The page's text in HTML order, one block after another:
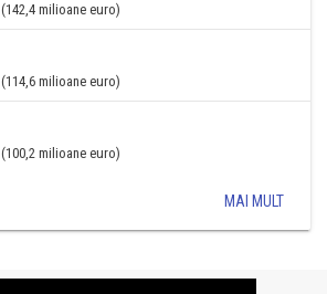
(142,4 milioane euro)
(114,6 milioane euro)
(100,2 milioane euro)
MAI MULT